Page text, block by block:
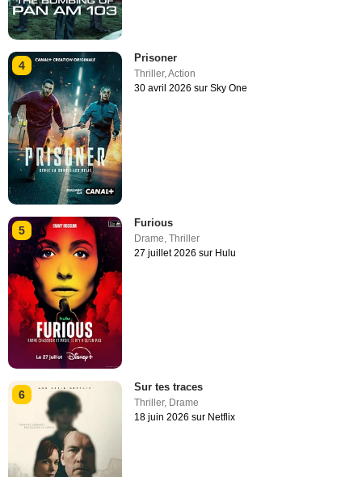
4
Prisoner
Thriller,Action
30 avril 2026 sur Sky One
5
Furious
Drame ,Thriller
27 juillet 2026 sur Hulu
6
Sur tes traces
Thriller, Drame
18 juin 2026 sur Netflix